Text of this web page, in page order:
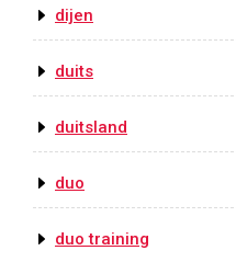
dijen
duits
duitsland
duo
duo training